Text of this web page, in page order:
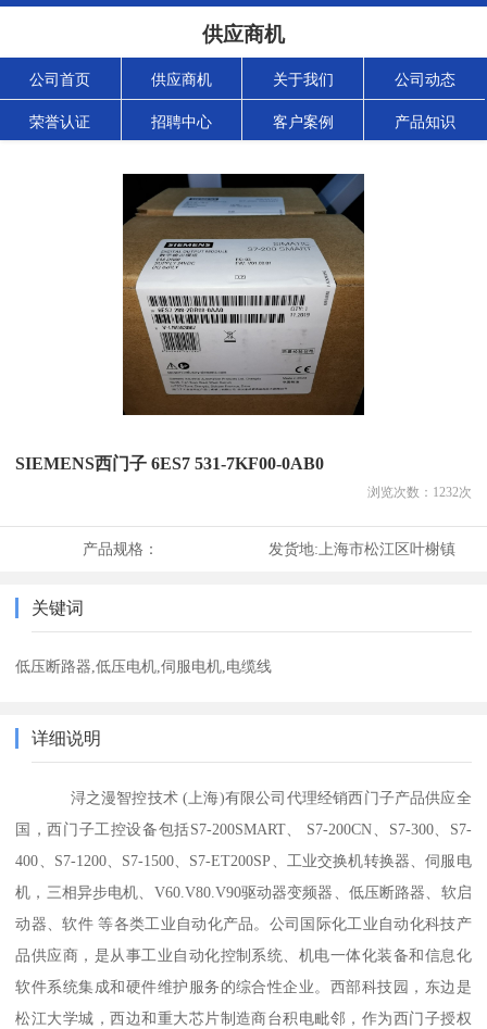
供应商机
公司首页 供应商机 关于我们 公司动态
荣誉认证 招聘中心 客户案例 产品知识
SIEMENS西门子 6ES7 531-7KF00-0AB0
浏览次数： 1232次
产品规格： 发货地: 上海市松江区叶榭镇
关键词
低压断路器,低压电机,伺服电机,电缆线
详细说明
浔之漫智控技术 (上海)有限公司代理经销西门子产品供应全
国，西门子工控设备包括S7-200SMART、 S7-200CN、S7-300、S7-
400、S7-1200、S7-1500、S7-ET200SP、工业交换机转换器、伺服电
机，三相异步电机、V60.V80.V90驱动器变频器、低压断路器、软启
动器、软件 等各类工业自动化产品。公司国际化工业自动化科技产
品供应商，是从事工业自动化控制系统、机电一体化装备和信息化
软件系统集成和硬件维护服务的综合性企业。西部科技园，东边是
松江大学城，西边和重大芯片制造商台积电毗邻，作为西门子授权